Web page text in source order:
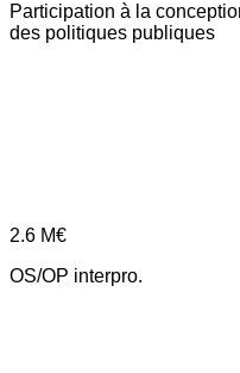
Participation à la
des politiques publiques
2.6 M€
OS/OP interpro.